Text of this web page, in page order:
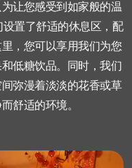
让您感受到如家般的温
置了舒适的休息区，配
，您可以享用我们为您
低糖饮品。同时，我们
弥漫着淡淡的花香或草
舒适的环境。